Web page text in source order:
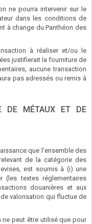
ne pourra intervenir sur le
dans les conditions de
à change du Panthéon des
à réaliser et/ou le
justifierait la fourniture de
aucune transaction
pas adressés ou remis à
DE MÉTAUX ET DE
que l’ensemble des
de la catégorie des
est soumis à (i) une
(les textes réglementaires
douanières et aux
valorisation qui fluctue de
peut être utilisé que pour